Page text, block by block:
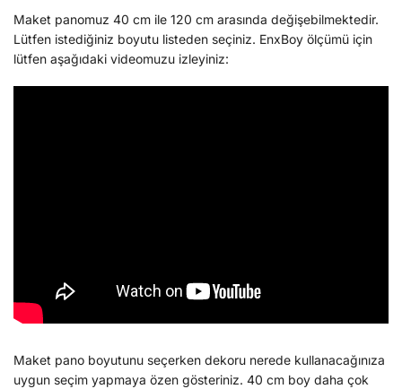
Maket panomuz 40 cm ile 120 cm arasında değişebilmektedir.
Lütfen istediğiniz boyutu listeden seçiniz. EnxBoy ölçümü için
lütfen aşağıdaki videomuzu izleyiniz:
Maket pano boyutunu seçerken dekoru nerede kullanacağınıza
uygun seçim yapmaya özen gösteriniz. 40 cm boy daha çok